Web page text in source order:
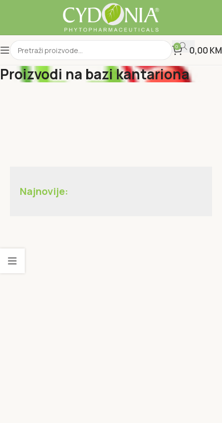
0 0,00 KM
Proizvodi na bazi kantariona
Najnovije: